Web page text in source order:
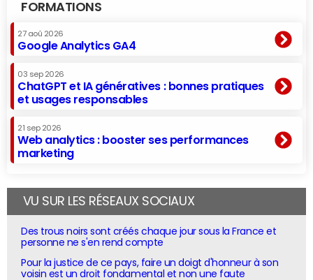
FORMATIONS
27 aoû 2026
Google Analytics GA4
03 sep 2026
ChatGPT et IA génératives : bonnes pratiques
et usages responsables
21 sep 2026
Web analytics : booster ses performances
marketing
VU SUR LES RÉSEAUX SOCIAUX
Des trous noirs sont créés chaque jour sous la France et
personne ne s'en rend compte
Pour la justice de ce pays, faire un doigt d'honneur à son
voisin est un droit fondamental et non une faute